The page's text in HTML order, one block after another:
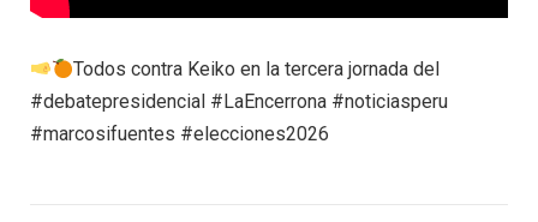
Todos contra Keiko en la tercera jornada del
#debatepresidencial #LaEncerrona #noticiasperu
#marcosifuentes #elecciones2026